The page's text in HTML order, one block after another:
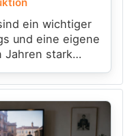
ein wichtiger
und eine eigene
Jahren stark